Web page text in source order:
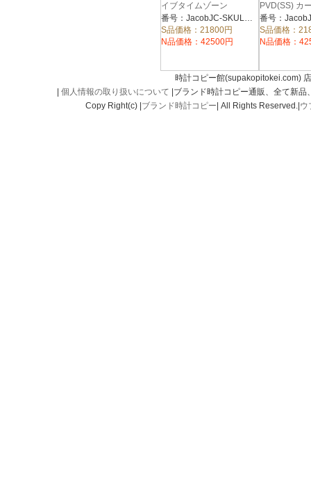
イブタイムゾーン
47mm JC-SKULL1D 番号：JacobJC-SKULL1D
S品価格：21800円
N品価格：42500円
PVD(SS) カ
自動巻 ラバー
番号：
S品価格：
N品価格：
時計コピー館(supakopitokei.com)
個人情報の取り扱いについて |ブランド時計コピー通販、全て新
Copy Right(c) | ブランド時計コピー | All Rights Reserved.| ウ